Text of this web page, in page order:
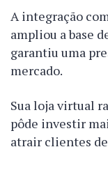
A integração
ampliou a base
garantiu uma
mercado.
Sua loja virtual
pôde investir
atrair clientes